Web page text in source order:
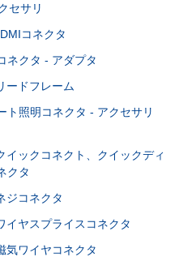
セサリ
コネクタ
ネクタ - アダプタ
ードフレーム
ト照明コネクタ - アクセサリ
イックコネクト、クイックディ
クタ
ジコネクタ
イヤスプライスコネクタ
気ワイヤコネクタ